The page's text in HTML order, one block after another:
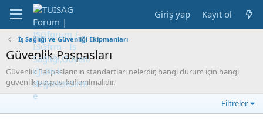
Giriş yap Kayıt ol
İş Sağlığı ve Güvenliği Ekipmanları
Güvenlik Paspasları
Güvenlik Paspaslarının standartları nelerdir, hangi durum için hangi
güvenlik paspası kullanılmalıdır.
Filtreler